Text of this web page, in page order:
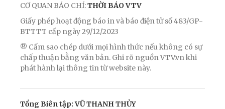
CƠ QUAN BÁO CHÍ:THỜI BÁO VTV
Giấy phép hoạt động báo in và báo điện tử số 483/GP-
BTTTT cấp ngày 29/12/2023
® Cấm sao chép dưới mọi hình thức nếu không có sự
chấp thuận bằng văn bản. Ghi rõ nguồn VTV.vn khi
phát hành lại thông tin từ website này.
Tổng Biên tập: VŨ THANH THỦY